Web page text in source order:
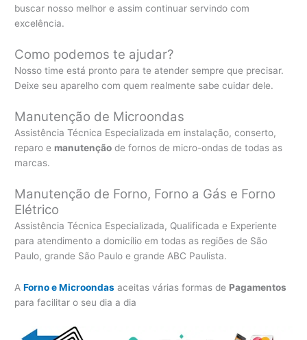
buscar nosso melhor e assim continuar servindo com
excelência.
Como podemos te ajudar?
Nosso time está pronto para te atender sempre que precisar.
Deixe seu aparelho com quem realmente sabe cuidar dele.
Manutenção de Microondas
Assistência Técnica Especializada em instalação, conserto,
reparo e manutenção de fornos de micro-ondas de todas as
marcas.
Manutenção de Forno, Forno a Gás e Forno
Elétrico
Assistência Técnica Especializada, Qualificada e Experiente
para atendimento a domicílio em todas as regiões de São
Paulo, grande São Paulo e grande ABC Paulista.
AForno e Microondas aceitas várias formas de Pagamentos
para facilitar o seu dia a dia